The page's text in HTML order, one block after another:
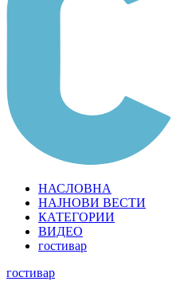
НАСЛОВНА
НАЈНОВИ ВЕСТИ
КАТЕГОРИИ
ВИДЕО
гостивар
гостивар